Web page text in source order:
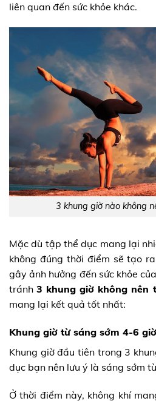
liên quan đến sức khỏe khác.
3 khung giờ nào không
Mặc dù tập thể dục mang lại
không đúng thời điểm sẽ tạo
gây ảnh hưởng đến sức khỏe
tránh3 khung giờ không nên
mang lại kết quả tốt nhất:
Khung giờ từ sáng sớm 4-6 giờ
Khung giờ đầu tiên trong 3
dục bạn nên lưu ý là sáng sớm
Ở thời điểm này, không khí